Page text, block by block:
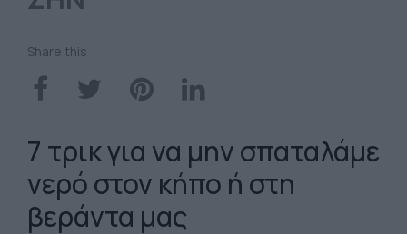
Share this
7 τρικ για να μην σπαταλάμε
νερό στον κήπο ή στη
βεράντα μας